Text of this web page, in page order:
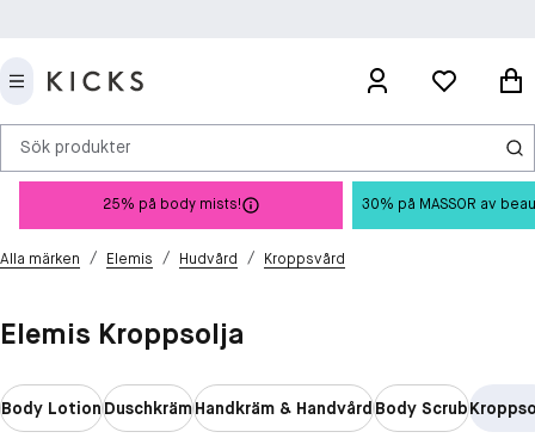
Sök produkter
25% på body mists! 30% på MASSOR av
Alla märken / Elemis / Hudvård / Kroppsvård
Elemis Kroppsolja
Body LotionDuschkrämHandkräm & HandvårdBody Scrub